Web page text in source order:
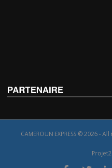
PARTENAIRE
CAMEROUN EXPRESS © 2026 -